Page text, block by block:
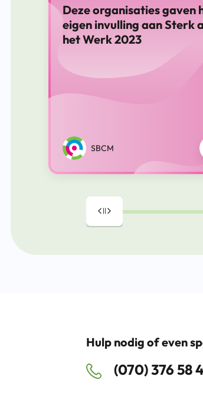
Deze organisaties gaven
eigen invulling aan Sterk
het Werk 2023
SBCM
Drag
Hulp nodig of even
(070) 376 58